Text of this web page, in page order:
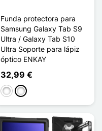
Funda protectora para
Samsung Galaxy Tab S9
Ultra / Galaxy Tab S10
Ultra Soporte para lápiz
óptico ENKAY
32,99 €
C B